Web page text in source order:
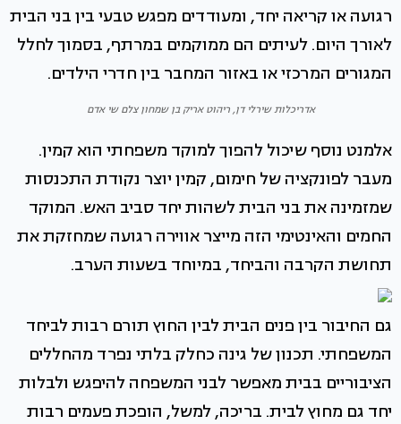
רגועה או קריאה יחד, ומעודדים מפגש טבעי בין בני הבית
לאורך היום. לעיתים הם ממוקמים במרתף, בסמוך לחלל
המגורים המרכזי או באזור המחבר בין חדרי הילדים.
אדריכלות שירלי דן, ריהוט אריק בן שמחון צלם שי אדם
אלמנט נוסף שיכול להפוך למוקד משפחתי הוא קמין.
מעבר לפונקציה של חימום, קמין יוצר נקודת התכנסות
שמזמינה את בני הבית לשהות יחד סביב האש. המוקד
החמים והאינטימי הזה מייצר אווירה רגועה שמחזקת את
תחושת הקרבה והביחד, במיוחד בשעות הערב.
גם החיבור בין פנים הבית לבין החוץ תורם רבות לביחד
המשפחתי. תכנון של גינה כחלק בלתי נפרד מהחללים
הציבוריים בבית מאפשר לבני המשפחה להיפגש ולבלות
יחד גם מחוץ לבית. בריכה, למשל, הופכת פעמים רבות